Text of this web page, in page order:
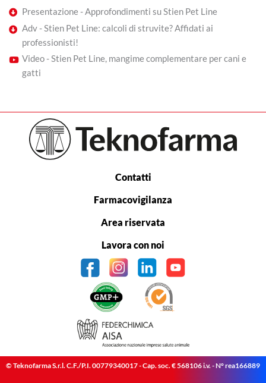
Presentazione - Approfondimenti su Stien Pet Line
Adv - Stien Pet Line: calcoli di struvite? Affidati ai
professionisti!
Video - Stien Pet Line, mangime complementare per cani e
gatti
Contatti
Farmacovigilanza
Area riservata
Lavora con noi
© Teknofarma S.r.l. C.F./P.I. 00779340017 - Cap. soc. € 568106 i.v. - N° rea166889